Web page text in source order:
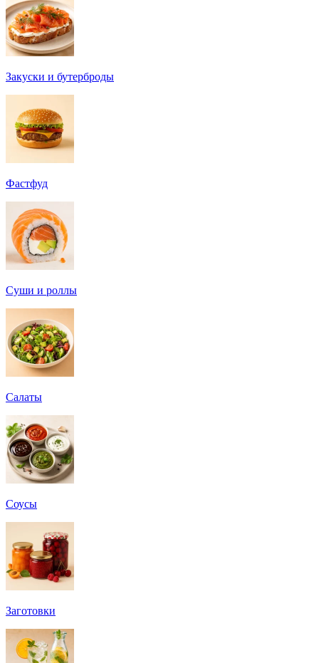
Закуски и бутерброды
Фастфуд
Суши и роллы
Салаты
Соусы
Заготовки